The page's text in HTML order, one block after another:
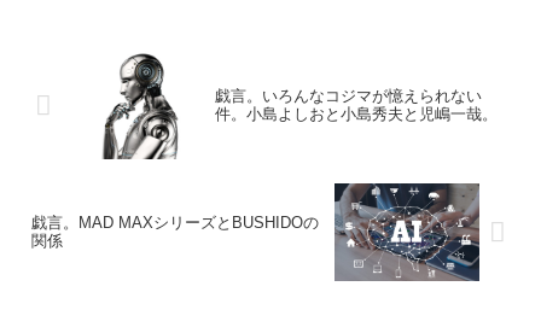
戯言。いろんなコジマが憶えられない
件。小島よしおと小島秀夫と児嶋一哉。
戯言。MAD MAXシリーズとBUSHIDOの
関係